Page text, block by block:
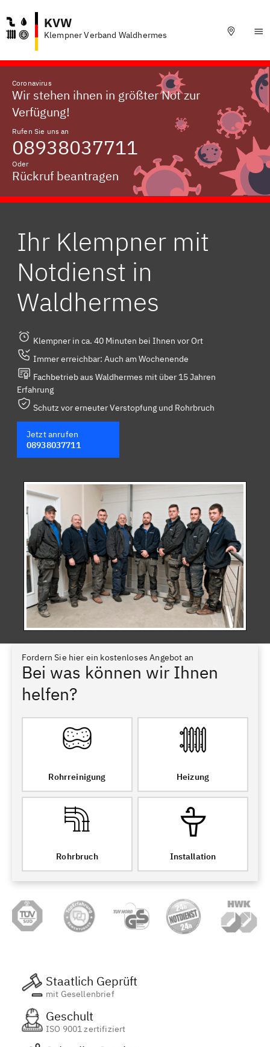
KVW
Klempner Verband Waldhermes
Coronavirus
Wir stehen ihnen in größter Not zur
Verfügung!
Rufen Sie uns an
08938037711
Oder
Rückruf beantragen
Ihr Klempner mit
Notdienst in
Waldhermes
Klempner in ca. 40 Minuten bei Ihnen vor Ort
Immer erreichbar: Auch am Wochenende
Fachbetrieb aus Waldhermes mit über 15 Jahren
Erfahrung
Schutz vor erneuter Verstopfung und Rohrbruch
Jetzt anrufen
08938037711
Fordern Sie hier ein kostenloses Angebot an
Bei was können wir Ihnen
helfen?
Rohrreinigung Heizung
Rohrbruch Installation
Staatlich Geprüft
mit Gesellenbrief
Geschult
ISO 9001 zertifiziert